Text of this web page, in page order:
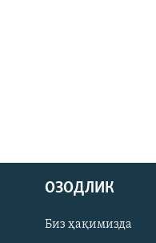
ОЗОДЛИК
Биз ҳақимизда